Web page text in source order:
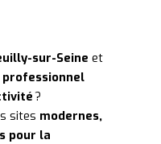
sur-Seine et
?
sites modernes,
pour la